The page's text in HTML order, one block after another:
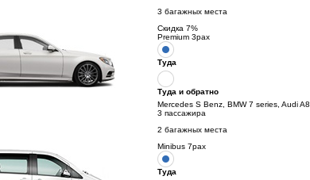
3 багажных места
Скидка 7%
Premium 3pax
Туда
Туда и обратно
Mercedes S Benz, BMW 7 series, Audi A8
3 пассажира
2 багажных места
Minibus 7pax
Туда